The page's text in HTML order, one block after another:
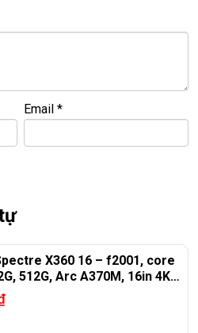
Tân Bình
Email*
X360 16 – f2001, core
512G, Arc A370M, 16in 4K